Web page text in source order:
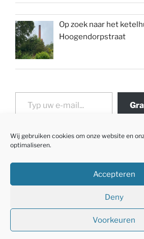
Wij gebruiken cookies om onze website en
optimaliseren.
Accepteren
Deny
Voorkeuren
Op zoek naar het
Hoogendorpstraat
Typ uw e-mail...
Met trots aangedreven door WordPress